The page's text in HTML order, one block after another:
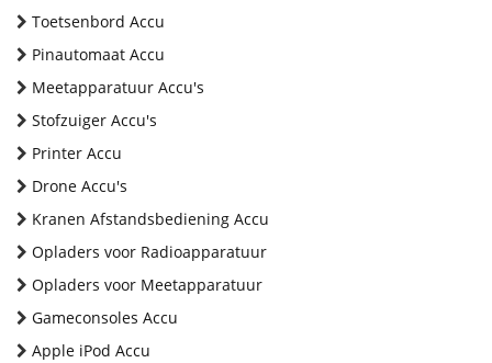
Toetsenbord Accu
Pinautomaat Accu
Meetapparatuur Accu's
Stofzuiger Accu's
Printer Accu
Drone Accu's
Kranen Afstandsbediening Accu
Opladers voor Radioapparatuur
Opladers voor Meetapparatuur
Gameconsoles Accu
Apple iPod Accu